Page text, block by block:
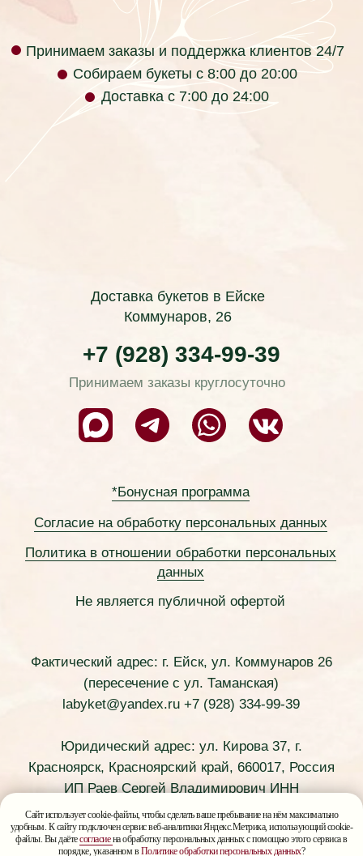
(пересечение с ул. Таманская)
labyket@yandex.ru +7 (928) 334-99-39
Юридический адрес: ул. Кирова 37, г.
Красноярск, Красноярский край, 660017, Россия
ИП Раев Сергей Владимирович ИНН
236105723034
Телефон компании: +7 (928) 334-99-39
Сайт использует cookie-файлы, чтобы сделать ваше пребывание на нём максимально
удобным. К сайту подключен сервис веб-аналитики Яндекс.Метрика, использующий cookie-
файлы. Вы даётесогласиена обработку персональных данных с помощью этого сервиса в
порядке, указанном вПолитике обработки персональных данных?